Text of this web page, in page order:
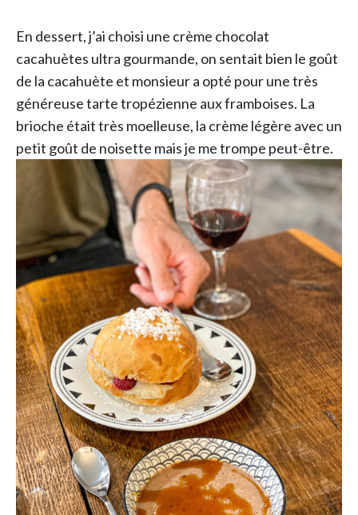
En dessert, j’ai choisi une crème chocolat
cacahuètes ultra gourmande, on sentait bien le goût
de la cacahuète et monsieur a opté pour une très
généreuse tarte tropézienne aux framboises. La
brioche était très moelleuse, la crème légère avec un
petit goût de noisette mais je me trompe peut-être.